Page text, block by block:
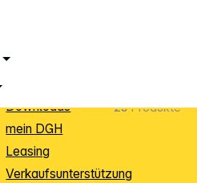
25Produkte
Sendungsverfolgung
Downloads
mein DGH
Leasing
Verkaufsunterstützung